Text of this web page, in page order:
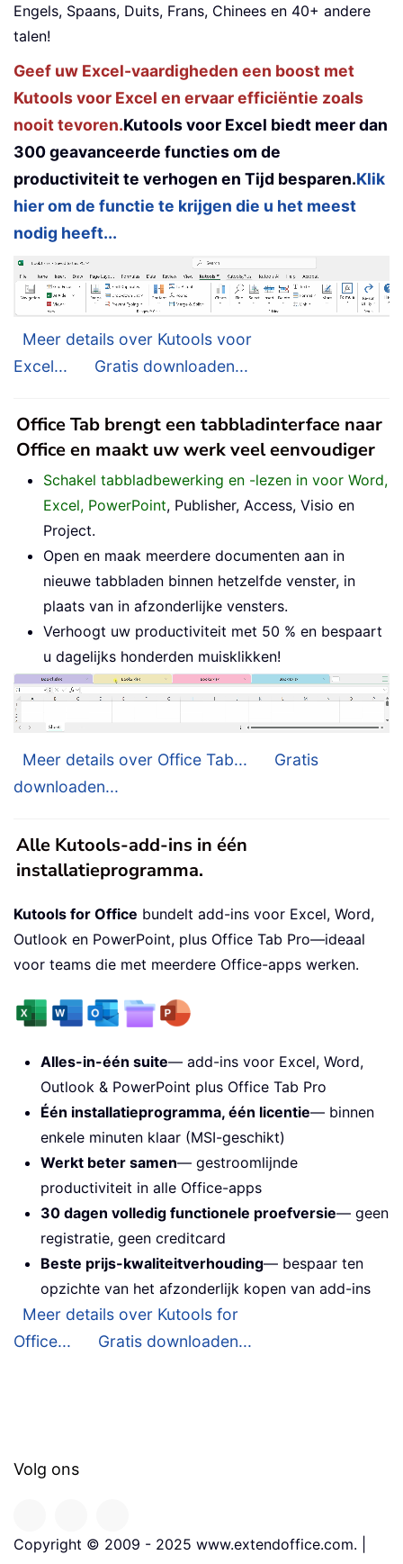
Engels, Spaans, Duits, Frans, Chinees en 40+ andere
talen!
Geef uw Excel-vaardigheden een boost met
Kutools voor Excel en ervaar efficiëntie zoals
nooit tevoren.Kutools voor Excel biedt meer dan
300 geavanceerde functies om de
productiviteit te verhogen en Tijd besparen.Klik
hier om de functie te krijgen die u het meest
nodig heeft...
Meer details over Kutools voor
Excel...
Gratis downloaden...
Office Tab brengt een tabbladinterface naar
Office en maakt uw werk veel eenvoudiger
Schakel tabbladbewerking en -lezen in voor Word,
Excel, PowerPoint, Publisher, Access, Visio en
Project.
Open en maak meerdere documenten aan in
nieuwe tabbladen binnen hetzelfde venster, in
plaats van in afzonderlijke vensters.
Verhoogt uw productiviteit met 50 % en bespaart
u dagelijks honderden muisklikken!
Meer details over Office Tab...
Gratis
downloaden...
Alle Kutools-add-ins in één
installatieprogramma.
Kutools for Office bundelt add-ins voor Excel, Word,
Outlook en PowerPoint, plus Office Tab Pro—ideaal
voor teams die met meerdere Office-apps werken.
Alles-in-één suite— add-ins voor Excel, Word,
Outlook & PowerPoint plus Office Tab Pro
Één installatieprogramma, één licentie— binnen
enkele minuten klaar (MSI-geschikt)
Werkt beter samen— gestroomlijnde
productiviteit in alle Office-apps
30 dagen volledig functionele proefversie— geen
registratie, geen creditcard
Beste prijs-kwaliteitverhouding— bespaar ten
opzichte van het afzonderlijk kopen van add-ins
Meer details over Kutools for
Office...
Gratis downloaden...
Volg ons
Copyright © 2009 - 2025 www.extendoffice.com. |